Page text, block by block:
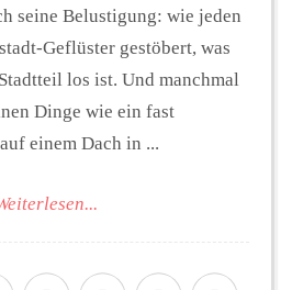
seine Belustigung: wie jeden
Geflüster gestöbert, was
los ist. Und manchmal
Dinge wie ein fast
einem Dach in ...